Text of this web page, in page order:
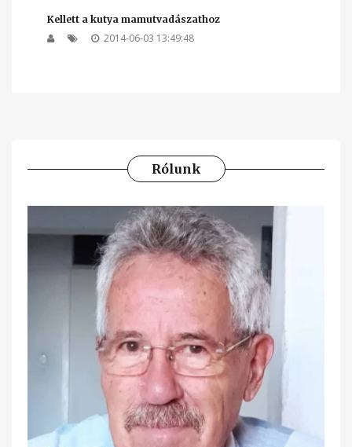
Kellett a kutya mamutvadászathoz
2014-06-03 13:49:48
Rólunk